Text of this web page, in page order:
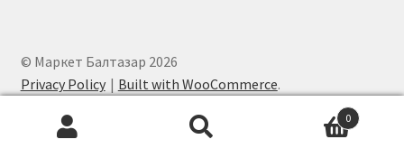
© Маркет Балтазар 2026
Privacy Policy
Built with WooCommerce.
0